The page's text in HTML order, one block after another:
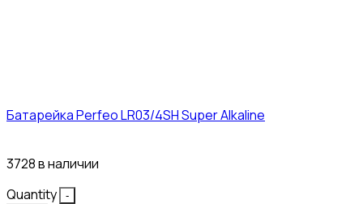
Батарейка Perfeo LR03/4SH Super Alkaline
3728 в наличии
Quantity
-